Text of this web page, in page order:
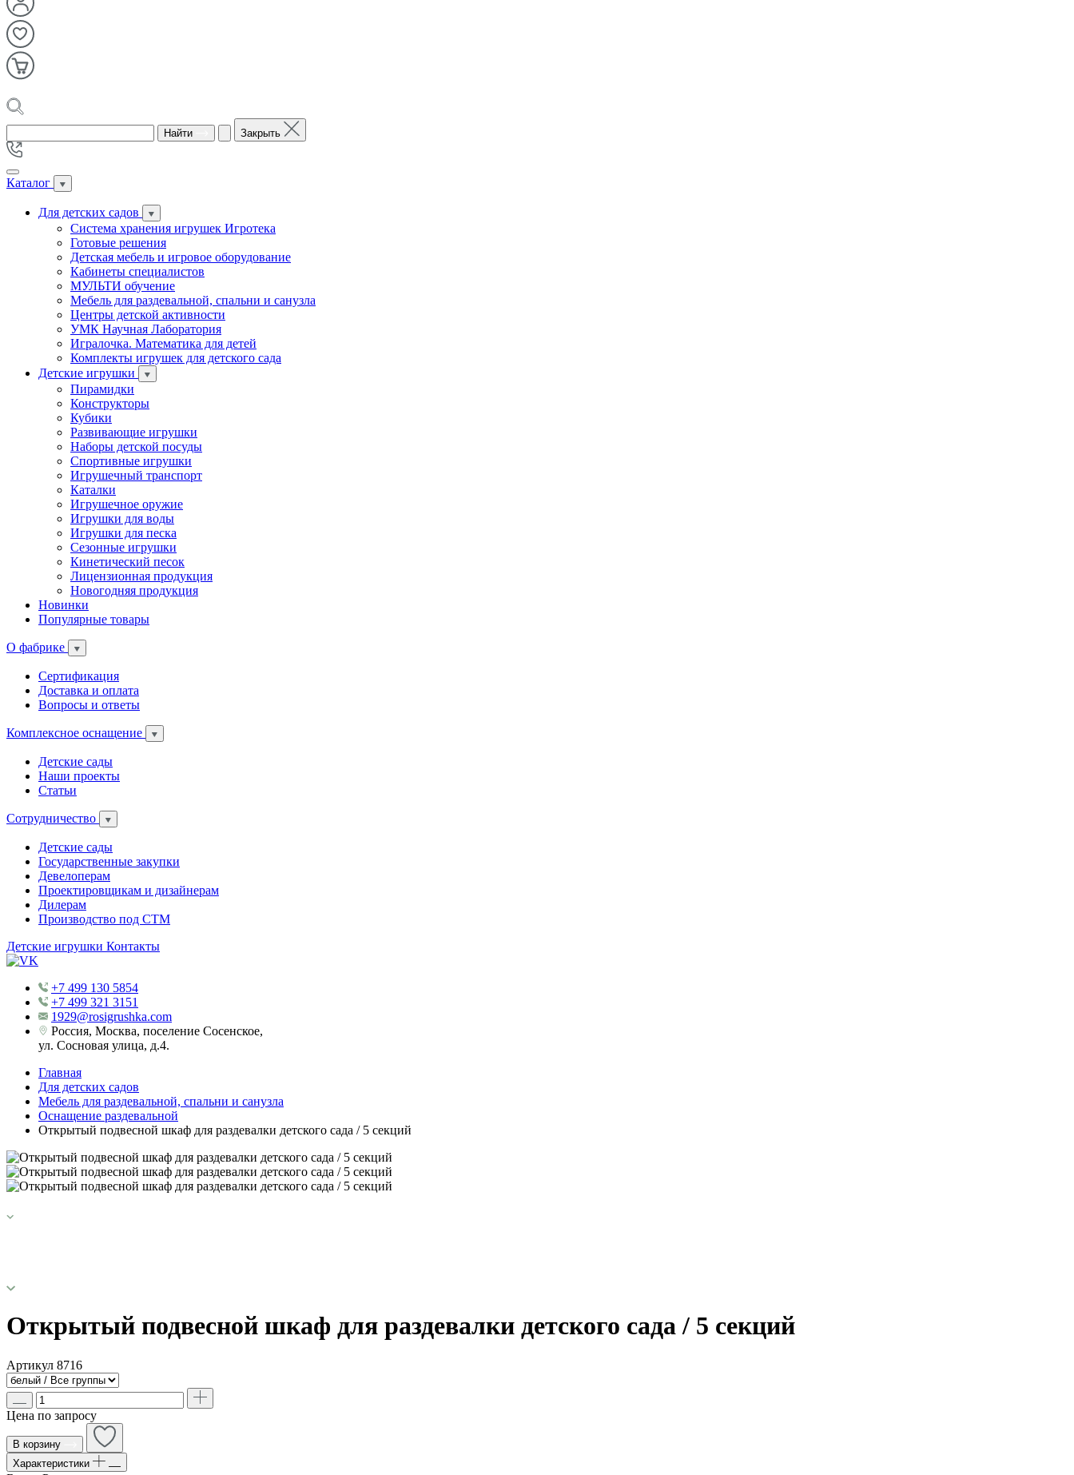
Найти Закрыть
Каталог
Для детских садов
Система хранения игрушек Игротека
Готовые решения
Детская мебель и игровое оборудование
Кабинеты специалистов
МУЛЬТИ обучение
Мебель для раздевальной, спальни и санузла
Центры детской активности
УМК Научная Лаборатория
Игралочка. Математика для детей
Комплекты игрушек для детского сада
Детские игрушки
Пирамидки
Конструкторы
Кубики
Развивающие игрушки
Наборы детской посуды
Спортивные игрушки
Игрушечный транспорт
Каталки
Игрушечное оружие
Игрушки для воды
Игрушки для песка
Сезонные игрушки
Кинетический песок
Лицензионная продукция
Новогодняя продукция
Новинки
Популярные товары
О фабрике
Сертификация
Доставка и оплата
Вопросы и ответы
Комплексное оснащение
Детские сады
Наши проекты
Статьи
Сотрудничество
Детские сады
Государственные закупки
Девелоперам
Проектировщикам и дизайнерам
Дилерам
Производство под СТМ
Детские игрушки Контакты
+7 499 130 5854
+7 499 321 3151
1929@rosigrushka.com
Россия, Москва, поселение Сосенское,
ул. Сосновая улица, д.4.
Главная
Для детских садов
Мебель для раздевальной, спальни и санузла
Оснащение раздевальной
Открытый подвесной шкаф для раздевалки детского сада / 5 секций
Открытый подвесной шкаф для раздевалки детского сада / 5 секций
Артикул 8716
Цена по запросу
В корзину
Характеристики